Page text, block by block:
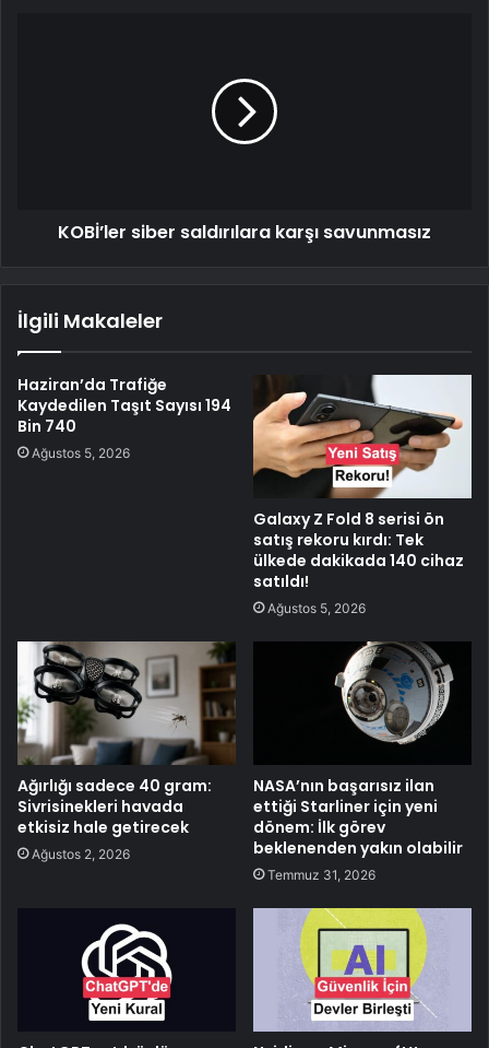
KOBİ’ler siber saldırılara karşı savunmasız
İlgili Makaleler
Haziran’da Trafiğe
Kaydedilen Taşıt Sayısı 194
Bin 740
Ağustos 5, 2026
Galaxy Z Fold 8 serisi ön
satış rekoru kırdı: Tek
ülkede dakikada 140 cihaz
satıldı!
Ağustos 5, 2026
Ağırlığı sadece 40 gram:
Sivrisinekleri havada
etkisiz hale getirecek
Ağustos 2, 2026
NASA’nın başarısız ilan
ettiği Starliner için yeni
dönem: İlk görev
beklenenden yakın olabilir
Temmuz 31, 2026